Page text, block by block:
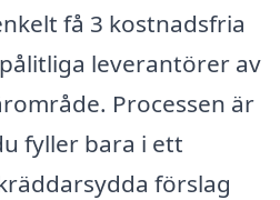
få 3 kostnadsfria
leverantörer av
Processen är
fyller bara i ett
förslag